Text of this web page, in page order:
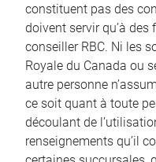
constituent pas des
doivent servir qu’à
conseiller RBC. Ni les
Royale du Canada ou
autre personne
ce soit quant à toute
découlant de
renseignements qu’il